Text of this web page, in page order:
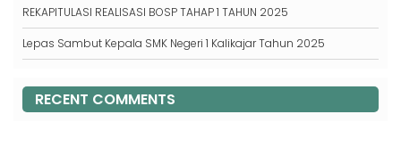
REKAPITULASI REALISASI BOSP TAHAP 1 TAHUN 2025
Lepas Sambut Kepala SMK Negeri 1 Kalikajar Tahun 2025
RECENT COMMENTS